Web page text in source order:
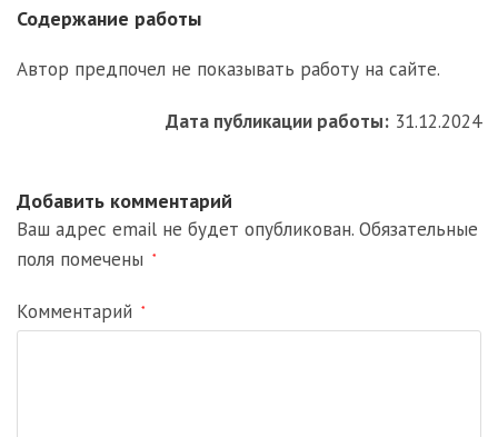
Содержание работы
Автор предпочел не показывать работу на сайте.
Дата публикации работы: 31.12.2024
Добавить комментарий
Ваш адрес email не будет опубликован. Обязательные
поля помечены
*
Комментарий *